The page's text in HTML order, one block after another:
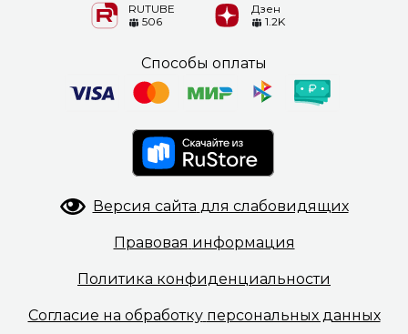
RUTUBE
506
Дзен
1.2K
Способы оплаты
Версия сайта для слабовидящих
Правовая информация
Политика конфиденциальности
Согласие на обработку персональных данных